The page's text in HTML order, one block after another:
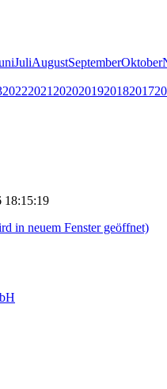
JuliAugustSeptemberOktober
20222021 2020201920182017
18:15:19
in neuem Fenster geöffnet)